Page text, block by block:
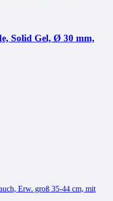
Solid Gel, Ø 30 mm,